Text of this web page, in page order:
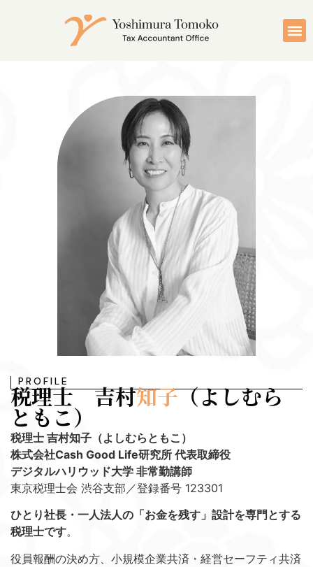
PROFILE
税理士 吉村知子（よしむら
ともこ）
税理士 吉村知子（よしむらともこ）
株式会社Cash Good Life研究所 代表取締役
デジタルハリウッド大学 非常勤講師
東京税理士会 渋谷支部／登録番号 123301
ひとり社長・一人法人の「お金を残す」設計を専門とする
税理士です。
役員報酬の決め方、小規模企業共済・経営セーフティ共済